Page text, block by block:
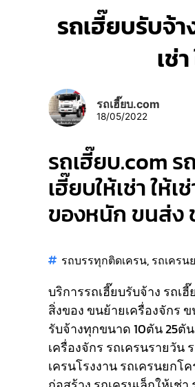
รถเฮี๊ยบรับจ้
เช่
รถเฮี๊ยบ.com
18/05/2022
รถเฮี๊ยบ.com ร
เฮี๊ยบให้เช่า ให้
ของหนัก ขนส่ง
รถบรรทุกติดเครน, รถเคร
บริการรถเฮี๊ยบรับจ้าง รถเ
สิ่งของ ขนย้ายเครื่องจักร
รับจ้างทุกขนาด 10ตัน 25
เครื่องจักร รถเครนรายวัน
เครนโรงงาน รถเครนยกโ